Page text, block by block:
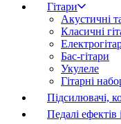
Гітари
Акустичні
Класичні
Бас-гітари
Укулеле
Гітарні
Підсилювачі,
Педалі ефектів